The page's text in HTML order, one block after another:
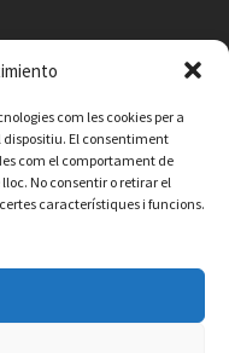
com les cookies per a
El consentiment
com el comportament de
No consentir o retirar el
característiques i funcions.